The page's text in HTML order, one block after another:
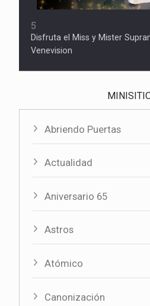
5
Disfruta el Miss y Mister
Venevision
Abriendo Puertas
Actualidad
Aniversario 65
Astros
Atómico
Canonización